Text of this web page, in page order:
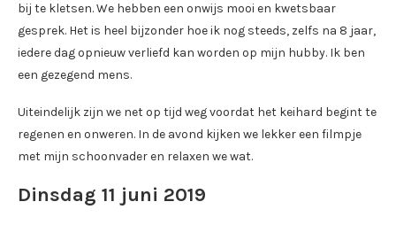
bij te kletsen. We hebben een onwijs mooi en kwetsbaar
gesprek. Het is heel bijzonder hoe ik nog steeds, zelfs na 8 jaar,
iedere dag opnieuw verliefd kan worden op mijn hubby. Ik ben
een gezegend mens.
Uiteindelijk zijn we net op tijd weg voordat het keihard begint te
regenen en onweren. In de avond kijken we lekker een filmpje
met mijn schoonvader en relaxen we wat.
Dinsdag 11 juni 2019